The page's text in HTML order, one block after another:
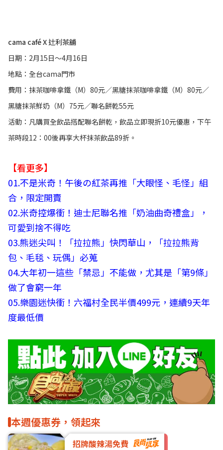
cama café X 辻利茶舖
日期：2月15日～4月16日
地點：全台cama門市
費用：抹茶咖啡拿鐵（M）80元／黑糖抹茶咖啡拿鐵（M）80元／
黑糖抹茶鮮奶（M）75元／聯名餅乾55元
活動：凡購買全飲品搭配聯名餅乾，飲品立即現折10元優惠，下午
茶時段12：00後再享大杯抹茶飲品89折。
【看更多】
01.不是米奇！午後の紅茶再推「大眼怪、毛怪」組
合，限定開賣
02.米奇控爆衝！迪士尼聯名推「奶油曲奇禮盒」，
可愛到捨不得吃
03.熊迷尖叫！「拉拉熊」快閃華山，「拉拉熊背
包、毛毯、玩偶」必蒐
04.大年初一這些「禁忌」不能做，尤其是「第9條」
做了會窮一年
05.樂園迷快衝！六福村全民半價499元，連續9天年
度最低價
本週優惠券，領起來
招牌酸辣湯免費